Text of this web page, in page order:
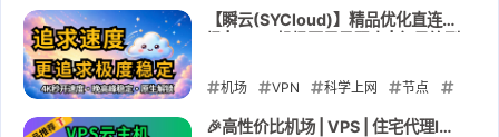
2026-05-30
翻墙 VLESS Hy2 AnyTLS
trumpyun
2026-05-29
【瞬云(SYCloud)】精品优化直连机
机场 VPN 科学上网 节点
订阅 防失联 翻墙 瞬云
🎉高性价比机场 | VPS | 住宅代理IP |